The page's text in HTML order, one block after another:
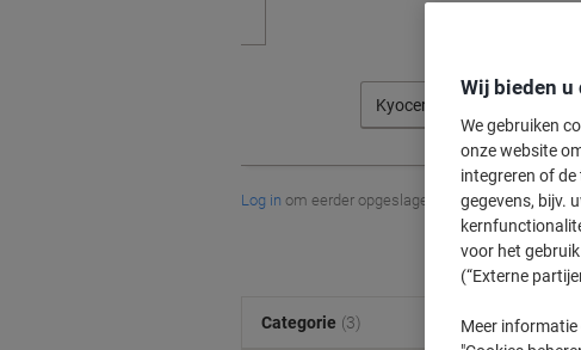
Kyocera
Log in om eerder opgeslagen printers en/of
Categorie (3)
Wij bieden u
We gebruiken
onze website
integreren of
gegevens, bijv.
voor het
(“Externe
Meer informatie